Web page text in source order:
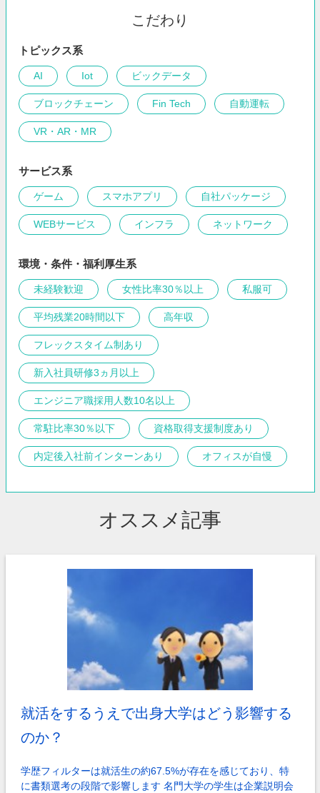
こだわり
トピックス系
AI Iot ビックデータ
ブロックチェーン Fin Tech 自動運転
VR・AR・MR
サービス系
ゲーム スマホアプリ 自社パッケージ
WEBサービス インフラ ネットワーク
環境・条件・福利厚生系
未経験歓迎 女性比率30％以上 私服可
平均残業20時間以下 高年収
フレックスタイム制あり
新入社員研修3ヵ月以上
エンジニア職採用人数10名以上
常駐比率30％以下 資格取得支援制度あり
内定後入社前インターンあり オフィスが自慢
オススメ記事
就活をするうえで出身大学はどう影響する
のか？
学歴フィルターは就活生の約67.5%が存在を感じており、特
に書類選考の段階で影響します 名門大学の学生は企業説明会